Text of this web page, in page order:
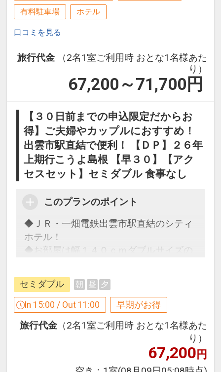
さまざまな個性を持つ旅館が立ち並ぶ温
泉街《 玉造温泉 》
貸出をしている自分の好みの色浴衣に着
ゆったりと時間の流れを愉しみつつ、玉
この神社では「願い石」のおまじないが
人気。
境内に祀られている「願い石」に「叶い
石」を触れさせて祈るとパワーが叶い石
へと移り自分だけのお守りになります。
「お願い事が成就したので」と石を返し
に再びお参りへ来る方もいらっしゃるの
だとか。
◆足湯めぐり
足湯は温泉街に３箇所ございます。
玉造温泉ゆ～ゆ前の足湯・・・川沿いの
足湯です。
たまゆら前の足湯・・・川沿いの足湯で
す。
温泉街の散策がてら疲れた足を癒すのに
ピッタリな人気スポットです。
和風ダイニング「出雲」にて《１００キ
ロ水晶まがたま》に触れてパワチャージ
》に触れてパワチャージ ！
玉造では奈良時代以前からめのうを産出
しまがたまを制作、朝廷に献上してきま
その歴史にあやかり、当館では１００キ
ロの巨大な水晶まがたまを展示していま
す。
まがたまには古来不思議な力が宿ると信
じられてきました。
見て、触れて、記念写真も撮ってまがた
まの持つスピリチュアルパワーをお持ち
帰りください。
※夜はお食事会場として使用しておりま
すのでご覧いただけません。
ＪＲ玉造温泉駅まで送迎いたします。事
前にご予約ください。
・お迎え １４：００～１９：００（随
時）
・お送り ８：２０／８：５０／９：２０
有料駐車場 ホテル
口コミを見る
旅行代金
（2名1室ご利用時 おとな1名様あた
り）
67,200～71,700 円
【３０日前までの申込限定だからお
得】ご夫婦やカップルにおすすめ！
出雲市駅直結で便利！ 【ＤＰ】２６年
上期行こうよ島根 【早３０】【アク
セスセット】セミダブル 食事なし
このプランのポイント
◆ＪＲ・一畑電鉄出雲市駅直結のシティ
ホテル！
◆お部屋は幅１４０ｃｍダブルサイズの
◆スマートＴＶ導入！快適なホテルライ
フ♪
【３０日前までの申込限定だからお得】
本プランは「初泊日の３０日前までにお
セミダブル 朝 昼 夕
In 15:00 / Out 11:00 早期がお得
旅行代金 （2名1室ご利用時 おとな1名様あた
り）
67,200円